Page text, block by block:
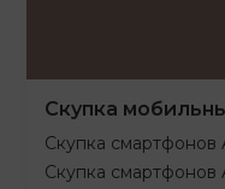
Скупка
Скупка смартфонов
Скупка смартфонов